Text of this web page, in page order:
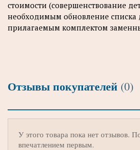
стоимости (совершенствование
необходимым обновление списка
прилагаемым комплектом
Отзывы покупателей (0)
У этого товара пока нет отзывов.
впечатлением первым.